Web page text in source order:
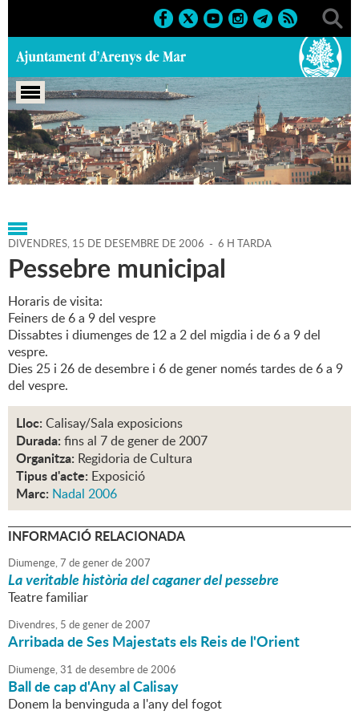
Portada > Agenda > 15-12-
2006 > Marcs > Culturals > 2006 > Nadal 2006
DIVENDRES, 15 DE DESEMBRE DE 2006 - 6 H TARDA
Pessebre municipal
Horaris de visita:
Feiners de 6 a 9 del vespre
Dissabtes i diumenges de 12 a 2 del migdia i de 6 a 9 del
vespre.
Dies 25 i 26 de desembre i 6 de gener només tardes de 6 a 9
del vespre.
Lloc: Calisay/Sala exposicions
Durada: fins al 7 de gener de 2007
Organitza: Regidoria de Cultura
Tipus d'acte: Exposició
Marc: Nadal 2006
INFORMACIÓ RELACIONADA
Diumenge,7 degenerde2007
La veritable història del caganer del pessebre
Teatre familiar
Divendres, 5 degenerde2007
Arribada de Ses Majestats els Reis de l'Orient
Diumenge,31 dedesembrede2006
Ball de cap d'Any al Calisay
Donem la benvinguda a l'any del fogot